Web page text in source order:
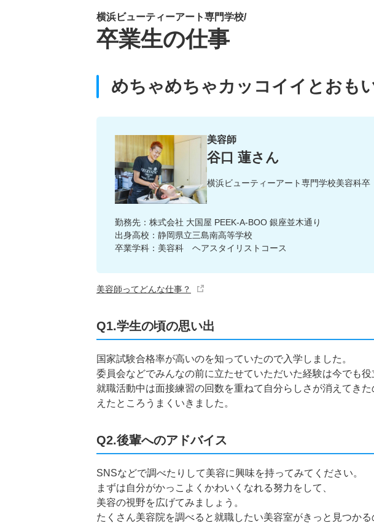
横浜ビューティーアート専門学校/
卒業生の仕事
めちゃめちゃカッコイイとおも
美容師
谷口 蓮さん
横浜ビューティーアート専門学校美容科卒
勤務先：株式会社 大国屋 PEEK-A-BOO 銀座並木通り
出身高校：静岡県立三島南高等学校
卒業学科：美容科 ヘアスタイリストコース
美容師ってどんな仕事？
Q1.学生の頃の思い出
国家試験合格率が高いのを知っていたので入学しました。
委員会などでみんなの前に立たせていただいた経験は今でも役
就職活動中は面接練習の回数を重ねて自分らしさが消えてき
えたところうまくいきました。
Q2.後輩へのアドバイス
SNSなどで調べたりして美容に興味を持ってみてください。
まずは自分がかっこよくかわいくなれる努力をして、
美容の視野を広げてみましょう。
たくさん美容院を調べると就職したい美容室がきっと見つかる